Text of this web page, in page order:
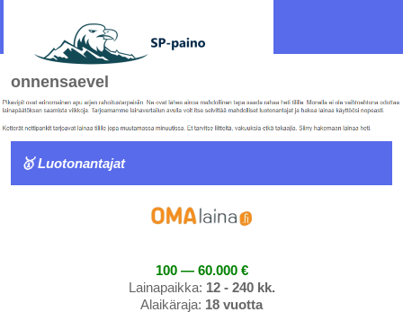
onnensaevel
🥇 Luotonantajat
100 — 60.000 €
Lainapaikka: 12 - 240 kk.
Alaikäraja: 18 vuotta